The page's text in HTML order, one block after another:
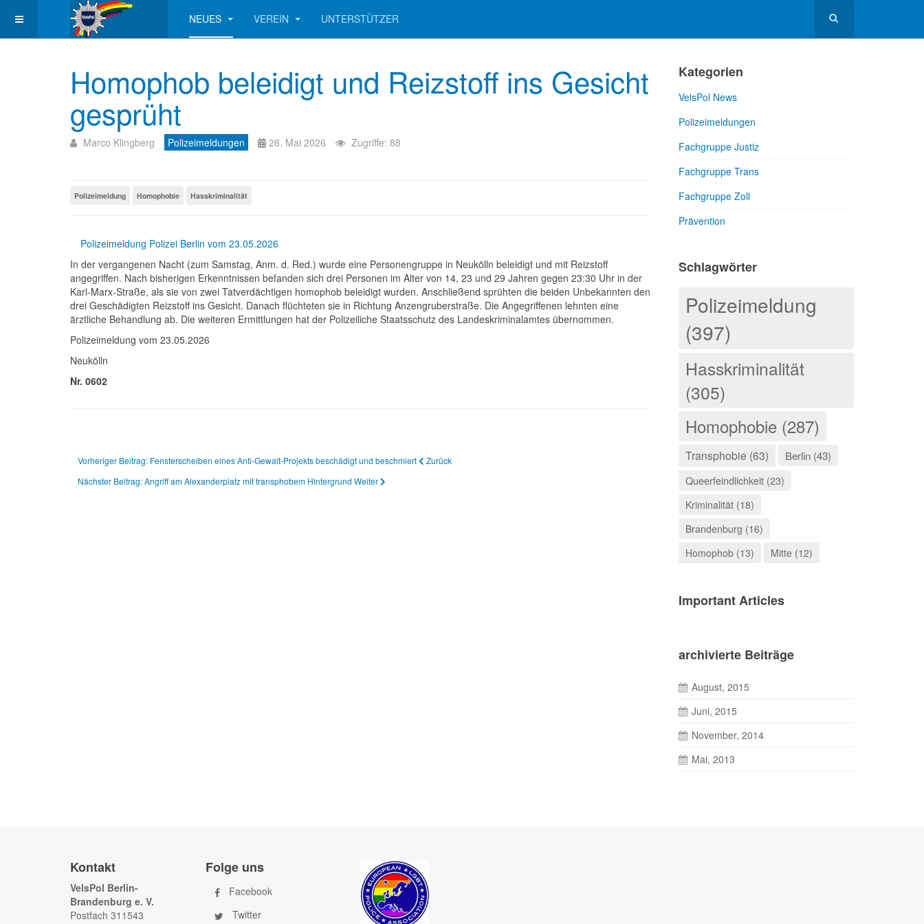
NEUES VEREIN UNTERSTÜTZER
Homophob beleidigt und Reizstoff ins Gesicht
gesprüht
Marco Klingberg Polizeimeldungen 26. Mai 2026 Zugriffe: 88
Polizeimeldung Homophobie Hasskriminalität
Polizeimeldung Polizei Berlin vom 23.05.2026
In der vergangenen Nacht (zum Samstag, Anm. d. Red.) wurde eine Personengruppe in Neukölln beleidigt und mit Reizstoff
angegriffen. Nach bisherigen Erkenntnissen befanden sich drei Personen im Alter von 14, 23 und 29 Jahren gegen 23:30 Uhr in der
Karl-Marx-Straße, als sie von zwei Tatverdächtigen homophob beleidigt wurden. Anschließend sprühten die beiden Unbekannten den
drei Geschädigten Reizstoff ins Gesicht. Danach flüchteten sie in Richtung Anzengruberstraße. Die Angegriffenen lehnten eine
ärztliche Behandlung ab. Die weiteren Ermittlungen hat der Polizeiliche Staatsschutz des Landeskriminalamtes übernommen.
Polizeimeldung vom 23.05.2026
Neukölln
Nr. 0602
Vorheriger Beitrag: Fensterscheiben eines Anti-Gewalt-Projekts beschädigt und beschmiert
Zurück
Nächster Beitrag: Angriff am Alexanderplatz mit transphobem Hintergrund Weiter
Kategorien
VelsPol News
Polizeimeldungen
Fachgruppe Justiz
Fachgruppe Trans
Fachgruppe Zoll
Prävention
Schlagwörter
Polizeimeldung
(397)
Hasskriminalität
(305)
Homophobie (287)
Transphobie (63)
Berlin (43)
Queerfeindlichkeit (23)
Kriminalität (18)
Brandenburg (16)
Homophob (13)
Mitte (12)
Important Articles
archivierte Beiträge
August, 2015
Juni, 2015
November, 2014
Mai, 2013
Kontakt
VelsPol Berlin-
Brandenburg e. V.
Postfach 311543
Folge uns
Facebook
Twitter